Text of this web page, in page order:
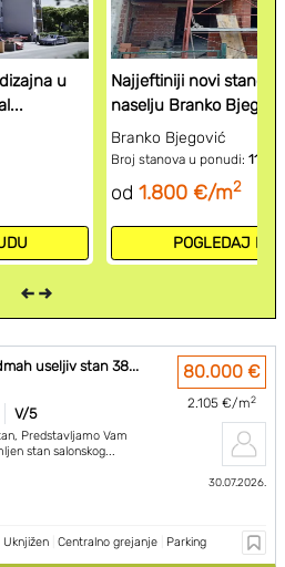
u
Najjeftiniji novi stanovi
naselju Branko
Branko Bjegović
Broj stanova u ponudi: 11
od 1.800 €/m2
POGLEDAJ
useljiv stan 38...
V/5
Predstavljamo Vam
stan salonskog...
80.000 €
2.105 €/m2
30.07.2026.
Uknjižen Centralno grejanje Parking